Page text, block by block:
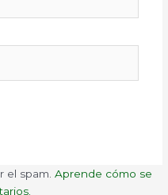
el spam.Aprende cómo se